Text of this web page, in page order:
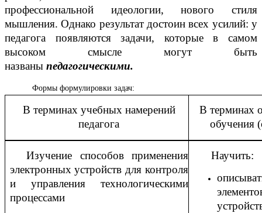
профессиональной идеологии, нового стиля
мышления. Однако результат достоин всех усилий: у
педагога появляются задачи, которые в самом
высоком смысле могут быть
названы педагогическими.
Формы формулировки задач:
В терминах учебных намерений
педагога
В терминах
обучения
Изучение способов применения
электронных устройств для контроля
и управления технологическими
процессами
Научить: